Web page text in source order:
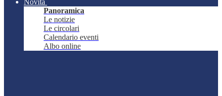
Novità
Panoramica
Le notizie
Le circolari
Calendario eventi
Albo online